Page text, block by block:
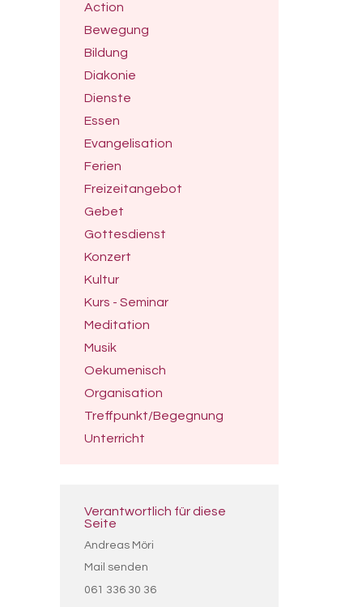
Action
Bewegung
Bildung
Diakonie
Dienste
Essen
Evangelisation
Ferien
Freizeitangebot
Gebet
Gottesdienst
Konzert
Kultur
Kurs - Seminar
Meditation
Musik
Oekumenisch
Organisation
Treffpunkt/Begegnung
Unterricht
Verantwortlich für diese
Seite
Andreas Möri
Mail senden
061 336 30 36